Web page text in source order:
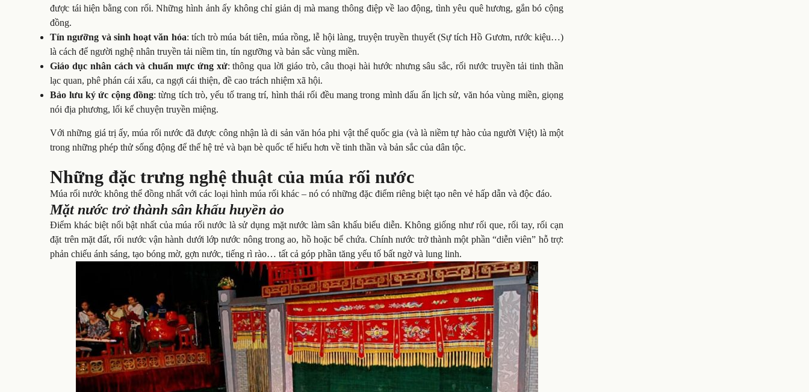
được tái hiện bằng con rối. Những hình ảnh ấy không chỉ giản dị mà mang thông điệp về lao động, tình yêu quê hương, gắn bó cộng
đồng.
Tín ngưỡng và sinh hoạt văn hóa: tích trò múa bát tiên, múa rồng, lễ hội làng, truyện truyền thuyết (Sự tích Hồ Gươm, rước kiệu…)
là cách để người nghệ nhân truyền tải niềm tin, tín ngưỡng và bản sắc vùng miền.
Giáo dục nhân cách và chuẩn mực ứng xử: thông qua lời giáo trò, câu thoại hài hước nhưng sâu sắc, rối nước truyền tải tinh thần
lạc quan, phê phán cái xấu, ca ngợi cái thiện, đề cao trách nhiệm xã hội.
Bảo lưu ký ức cộng đồng: từng tích trò, yếu tố trang trí, hình thái rối đều mang trong mình dấu ấn lịch sử, văn hóa vùng miền, giọng
nói địa phương, lối kể chuyện truyền miệng.
Với những giá trị ấy, múa rối nước đã được công nhận là di sản văn hóa phi vật thể quốc gia (và là niềm tự hào của người Việt) là một
trong những phép thử sống động để thế hệ trẻ và bạn bè quốc tế hiểu hơn về tinh thần và bản sắc của dân tộc.
Những đặc trưng nghệ thuật của múa rối nước
Múa rối nước không thể đồng nhất với các loại hình múa rối khác – nó có những đặc điểm riêng biệt tạo nên vẻ hấp dẫn và độc đáo.
Mặt nước trở thành sân khấu huyền ảo
Điểm khác biệt nổi bật nhất của múa rối nước là sử dụng mặt nước làm sân khấu biểu diễn. Không giống như rối que, rối tay, rối cạn
đặt trên mặt đất, rối nước vận hành dưới lớp nước nông trong ao, hồ hoặc bể chứa. Chính nước trở thành một phần “diễn viên” hỗ trợ:
phản chiếu ánh sáng, tạo bóng mờ, gợn nước, tiếng rì rào… tất cả góp phần tăng yếu tố bất ngờ và lung linh.